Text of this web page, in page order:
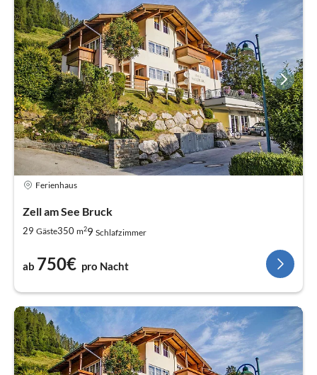
Ferienhaus
Zell am See Bruck
29 Gäste350 m29 Schlafzimmer
ab 750€ pro Nacht